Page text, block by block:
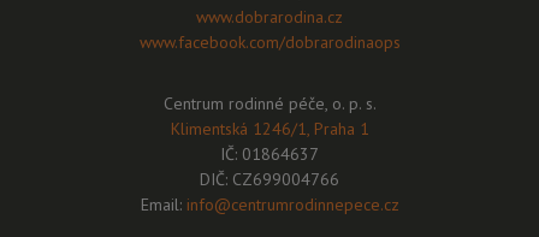
www.dobrarodina.cz
www.facebook.com/dobrarodinaops
Centrum rodinné péče, o. p. s.
Klimentská 1246/1, Praha 1
IČ: 01864637
DIČ: CZ699004766
Email: info@centrumrodinnepece.cz